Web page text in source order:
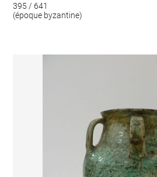
395 / 641
(époque byzantine)